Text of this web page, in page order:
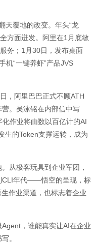
覆地的改变。年头“龙
方面迸发。阿里在1月底敏
务；1月30日，发布桌面
机“一键养虾”产品JVS
阿里巴巴正式不顾ATH
。吴泳铭在内部信中写
作业将由数以百亿计的AI
生的Token支撑运转，成为
从极客玩具到企业军团，
CLI年代——悟空的呈现，标
作业渠道，也标志着企业
，谁能真实让AI在企业
。